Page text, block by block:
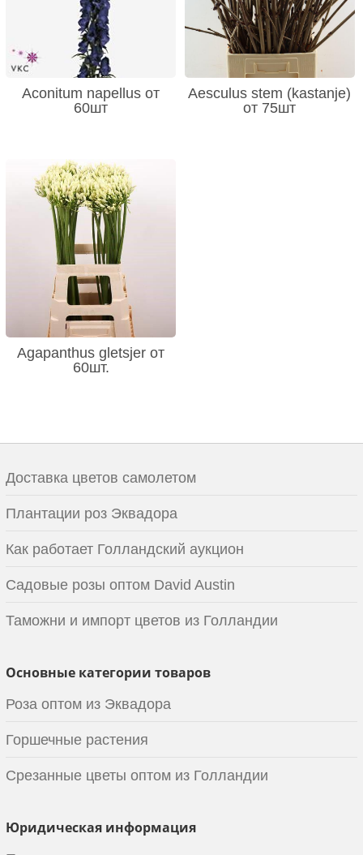
Aconitum napellus от
60шт
Aesculus stem (kastanje)
от 75шт
Agapanthus gletsjer от
60шт.
Доставка цветов самолетом
Плантации роз Эквадора
Как работает Голландский аукцион
Садовые розы оптом David Austin
Таможни и импорт цветов из Голландии
Основные категории товаров
Роза оптом из Эквадора
Горшечные растения
Срезанные цветы оптом из Голландии
Юридическая информация